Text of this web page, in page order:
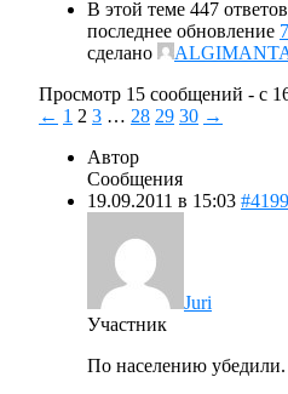
В этой теме 447
последнее обновление
сделано
Просмотр 15 сообщений - с
← 1 2 3 … 28 29 30 →
Автор
Сообщения
19.09.2011 в 15:03
Juri
Участник
По населению убедили.